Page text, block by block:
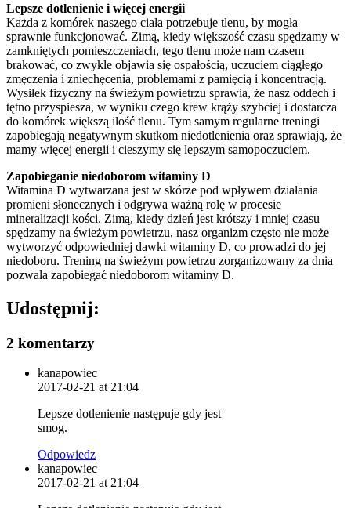
Lepsze dotlenienie i więcej energii
Każda z komórek naszego ciała potrzebuje tlenu, by mogła
sprawnie funkcjonować. Zimą, kiedy większość czasu spędzamy w
zamkniętych pomieszczeniach, tego tlenu może nam czasem
brakować, co zwykle objawia się ospałością, uczuciem ciągłego
zmęczenia i zniechęcenia, problemami z pamięcią i koncentracją.
Wysiłek fizyczny na świeżym powietrzu sprawia, że nasz oddech i
tętno przyspiesza, w wyniku czego krew krąży szybciej i dostarcza
do komórek większą ilość tlenu. Tym samym regularne treningi
zapobiegają negatywnym skutkom niedotlenienia oraz sprawiają, że
mamy więcej energii i cieszymy się lepszym samopoczuciem.
Zapobieganie niedoborom witaminy D
Witamina D wytwarzana jest w skórze pod wpływem działania
promieni słonecznych i odgrywa ważną rolę w procesie
mineralizacji kości. Zimą, kiedy dzień jest krótszy i mniej czasu
spędzamy na świeżym powietrzu, nasz organizm często nie może
wytworzyć odpowiedniej dawki witaminy D, co prowadzi do jej
niedoboru. Trening na świeżym powietrzu zorganizowany za dnia
pozwala zapobiegać niedoborom witaminy D.
Udostępnij:
2 komentarzy
kanapowiec
2017-02-21 at 21:04
Lepsze dotlenienie następuje gdy jest
smog.
Odpowiedz
kanapowiec
2017-02-21 at 21:04